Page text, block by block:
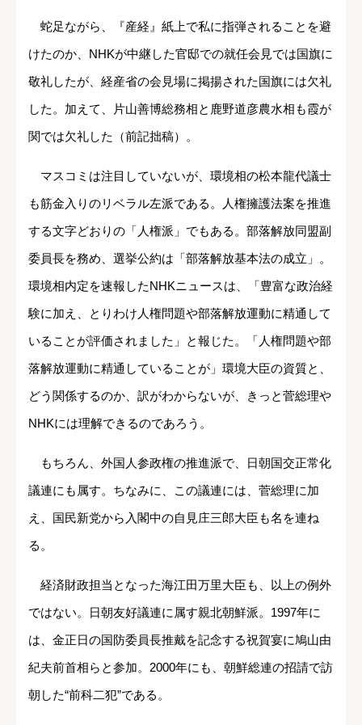
蛇足ながら、『産経』紙上で私に指弾されることを避
けたのか、NHKが中継した官邸での就任会見では国旗に
敬礼したが、経産省の会見場に掲揚された国旗には欠礼
した。加えて、片山善博総務相と鹿野道彦農水相も霞が
関では欠礼した（前記拙稿）。
マスコミは注目していないが、環境相の松本龍代議士
も筋金入りのリベラル左派である。人権擁護法案を推進
する文字どおりの「人権派」でもある。部落解放同盟副
委員長を務め、選挙公約は「部落解放基本法の成立」。
環境相内定を速報したNHKニュースは、「豊富な政治経
験に加え、とりわけ人権問題や部落解放運動に精通して
いることが評価されました」と報じた。「人権問題や部
落解放運動に精通していることが」環境大臣の資質と、
どう関係するのか、訳がわからないが、きっと菅総理や
NHKには理解できるのであろう。
もちろん、外国人参政権の推進派で、日朝国交正常化
議連にも属す。ちなみに、この議連には、菅総理に加
え、国民新党から入閣中の自見庄三郎大臣も名を連ね
る。
経済財政担当となった海江田万里大臣も、以上の例外
ではない。日朝友好議連に属す親北朝鮮派。1997年に
は、金正日の国防委員長推戴を記念する祝賀宴に鳩山由
紀夫前首相らと参加。2000年にも、朝鮮総連の招請で訪
朝した“前科二犯”である。